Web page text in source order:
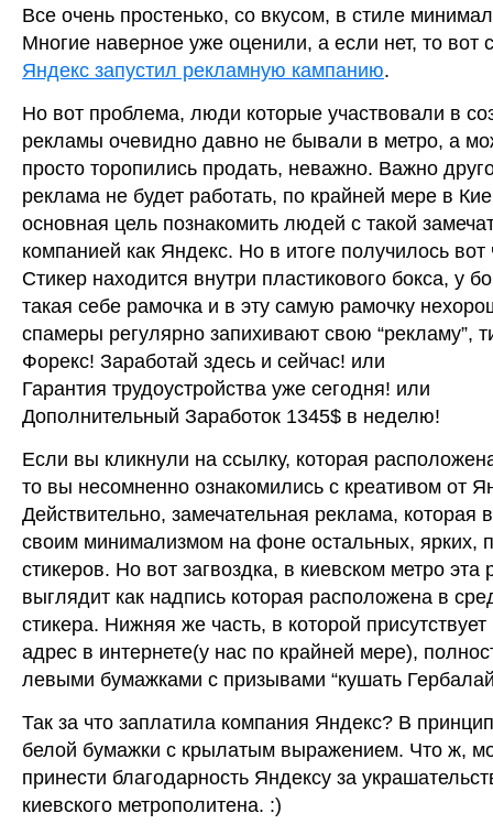
Все очень простенько, со вкусом, в стиле
Многие наверное уже оценили, а если нет, то вот
Яндекс запустил рекламную кампанию.
Но вот проблема, люди которые участвовали в
рекламы очевидно давно не бывали в метро, а
просто торопились продать, неважно. Важно
реклама не будет работать, по крайней мере в
основная цель познакомить людей с такой
компанией как Яндекс. Но в итоге получилось вот
Стикер находится внутри пластикового бокса, у
такая себе рамочка и в эту самую рамочку
спамеры регулярно запихивают свою “рекламу”,
Форекс! Заработай здесь и сейчас! или
Гарантия трудоустройства уже сегодня! или
Дополнительный Заработок 1345$ в неделю!
Если вы кликнули на ссылку, которая
то вы несомненно ознакомились с креативом от
Действительно, замечательная реклама, которая
своим минимализмом на фоне остальных, ярких,
стикеров. Но вот загвоздка, в киевском метро эта
выглядит как надпись которая расположена в
стикера. Нижняя же часть, в которой
адрес в интернете(у нас по крайней мере),
левыми бумажками с призывами “кушать
Так за что заплатила компания Яндекс? В
белой бумажки с крылатым выражением. Что ж,
принести благодарность Яндексу за
киевского метрополитена. :)